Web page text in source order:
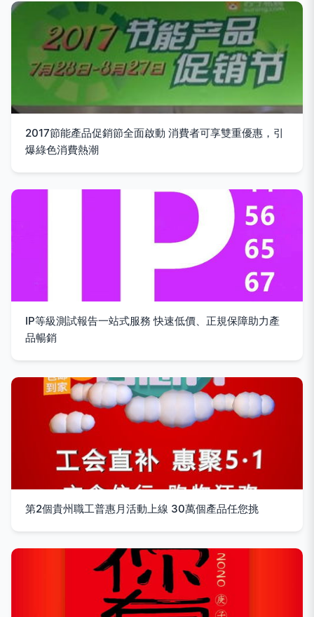
2017節能產品促銷節全面啟動 消費者可享雙重優惠，引
爆綠色消費熱潮
IP等級測試報告一站式服務 快速低價、正規保障助力產
品暢銷
第2個貴州職工普惠月活動上線 30萬個產品任您挑